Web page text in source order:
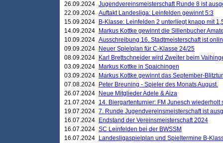
26.09.2024 Jugendvereinsmeisterschaft Runde 8 ist
22.09.2024 Auftakt Landesliga: Leinfelden gewinnt 5:3
15.09.2024
B-Klasse: Leinfelden 2 unterliegt knapp mit
14.09.2024
Markus Kottke gewinnt die Sillenbucher
10.09.2024 Ausschreibung 16. Stadtmeisterschaft ist
09.09.2024
Neuer Spielplan für C-Klasse 24/25
08.09.2024
Karl Brettschneider wird Zweiter beim
03.09.2024
Markus Kottke in Spaichingen
03.09.2024
Markus Kottke gewinnt das September-
07.08.2024
Peter Breuning - Spieler des Monats August.
26.07.2024
Neue Mitglieder Adele & Aiza
21.07.2024 14. Biergartenturnier: FM Junesch wiederholt
19.07.2024 7. Runde Jugendvereinsmeisterschaft ist
16.07.2024
Endstand der Vereinsmeisterschaft 2024
16.07.2024 SC Leinfelden bei der BWSSM
16.07.2024
Landesligaspielplan und Spieltermine B-